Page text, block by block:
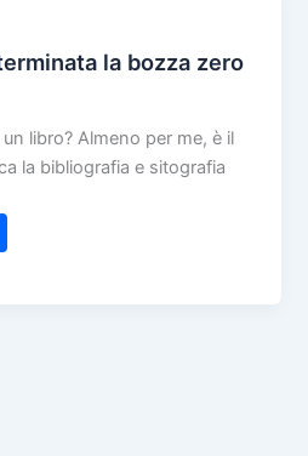
di
la bozza zero
libro? Almeno per me, è il
la bibliografia e sitografia